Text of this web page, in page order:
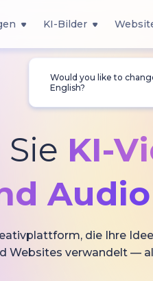
KI-Bilder
Would you like to
English?
KI-
Audio
die Ihre
Websites verwandelt —